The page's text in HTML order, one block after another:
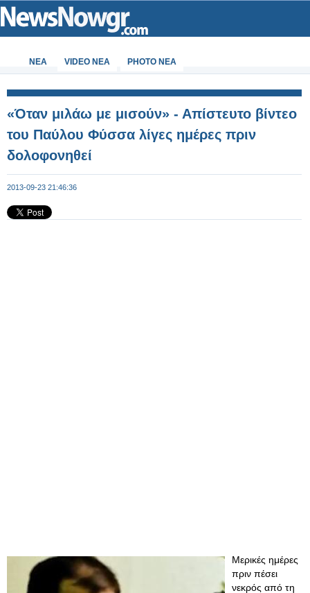
ΝΕΑ VIDEO NEA PHOTO NEA
«Όταν μιλάω με μισούν» - Απίστευτο βίντεο
του Παύλου Φύσσα λίγες ημέρες πριν
δολοφονηθεί
2013-09-23 21:46:36
Μερικές ημέρες
πριν πέσει
νεκρός από τη